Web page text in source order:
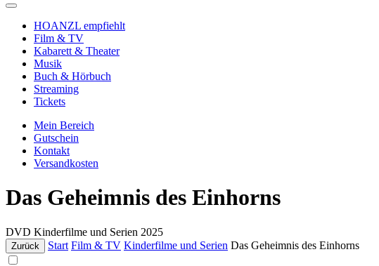
HOANZL empfiehlt
Film & TV
Kabarett & Theater
Musik
Buch & Hörbuch
Streaming
Tickets
Mein Bereich
Gutschein
Kontakt
Versandkosten
Das Geheimnis des Einhorns
DVD Kinderfilme und Serien 2025
Zurück Start Film & TV Kinderfilme und Serien Das Geheimnis des Einhorns